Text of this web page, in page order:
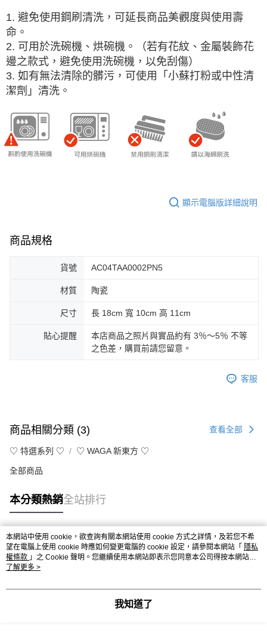
1. 避免使用鋼刷清洗，可延長商品美觀度與使用壽
命。
2. 可用於洗碗機、烘碗機。（若有花紋、金屬裝飾花
邊之款式，避免使用洗碗機，以免刮傷）
3. 如有無法清除的髒污，可使用「小蘇打粉或中性清
潔劑」清洗。
顯示電腦版詳細說明
商品規格
貨號 AC04TAA0002PN5
材質 陶瓷
尺寸 長 18cm 寬 10cm 高 11cm
貼心提醒
本店商品之照片與實品約有 3％～5％ 不等
之色差，購買前請您留意。
客服
商品相關分類 (3) 查看全部
♡ 特選系列 ♡ ♡ WAGA 新東方 ♡
全部商品
本分類熱銷全站排行
熱門標籤
本網站中使用 cookie，欲查詢有關本網站使用 cookie 方式之詳情，及若您不希
望在電腦上使用 cookie 時應如何變更電腦的 cookie 設定，請參閱本網站「 隱私
權條款 」之 Cookie 聲明。您繼續使用本網站即表示您同意本公司得按本網站使
用條款之 Cookie 聲明使用 cookie。
了解更多 >
我知道了